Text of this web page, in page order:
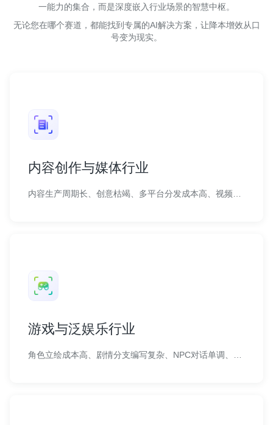
一能力的集合，而是深度嵌入行业场景的智慧中枢。
无论您在哪个赛道，都能找到专属的AI解决方案，让降本增效从口
号变为现实。
内容创作与媒体行业
游戏与泛娱乐行业